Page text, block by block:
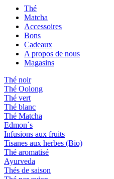
Thé
Matcha
Accessoires
Bons
Cadeaux
A propos de nous
Magasins
Thé noir
Thé Oolong
Thé vert
Thé blanc
Thé Matcha
Edmon´s
Infusions aux fruits
Tisanes aux herbes (Bio)
Thé aromatisé
Ayurveda
Thés de saison